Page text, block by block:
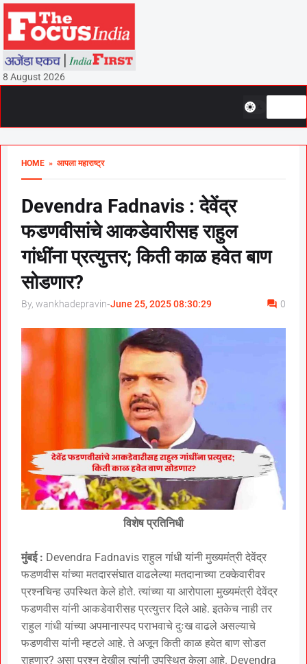
8 August 2026
HOME » आपला महाराष्ट्र
Devendra Fadnavis : देवेंद्र
फडणवीसांचे आकडेवारीसह राहुल
गांधींना प्रत्युत्तर; किती काळ हवेत बाण
सोडणार?
By, wankhadepravin-June 25, 2025 08:30:29 0
विशेष प्रतिनिधी
मुंबई : Devendra Fadnavis राहुल गांधी यांनी मुख्यमंत्री देवेंद्र
फडणवीस यांच्या मतदारसंघात वाढलेल्या मतदानाच्या टक्केवारीवर
प्रश्नचिन्ह उपस्थित केले होते. त्यांच्या या आरोपाला मुख्यमंत्री देवेंद्र
फडणवीस यांनी आकडेवारीसह प्रत्युत्तर दिले आहे. इतकेच नाही तर
राहुल गांधी यांच्या अपमानास्पद पराभवाचे दुःख वाढले असल्याचे
फडणवीस यांनी म्हटले आहे. ते अजून किती काळ हवेत बाण सोडत
राहणार? असा प्रश्न देखील त्यांनी उपस्थित केला आहे. Devendra